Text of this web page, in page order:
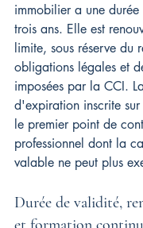
immobilier a une
trois ans. Elle est
limite, sous réserve du
obligations légales et
imposées par la CCI.
d'expiration inscrite
le premier point de
professionnel dont la
valable ne peut plus
Durée de validité,